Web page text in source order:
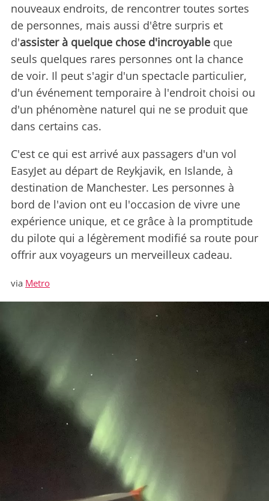
nouveaux endroits, de rencontrer toutes sortes
de personnes, mais aussi d'être surpris et
d'assister à quelque chose d'incroyable que
seuls quelques rares personnes ont la chance
de voir. Il peut s'agir d'un spectacle particulier,
d'un événement temporaire à l'endroit choisi ou
d'un phénomène naturel qui ne se produit que
dans certains cas.
C'est ce qui est arrivé aux passagers d'un vol
EasyJet au départ de Reykjavik, en Islande, à
destination de Manchester. Les personnes à
bord de l'avion ont eu l'occasion de vivre une
expérience unique, et ce grâce à la promptitude
du pilote qui a légèrement modifié sa route pour
offrir aux voyageurs un merveilleux cadeau.
via Metro